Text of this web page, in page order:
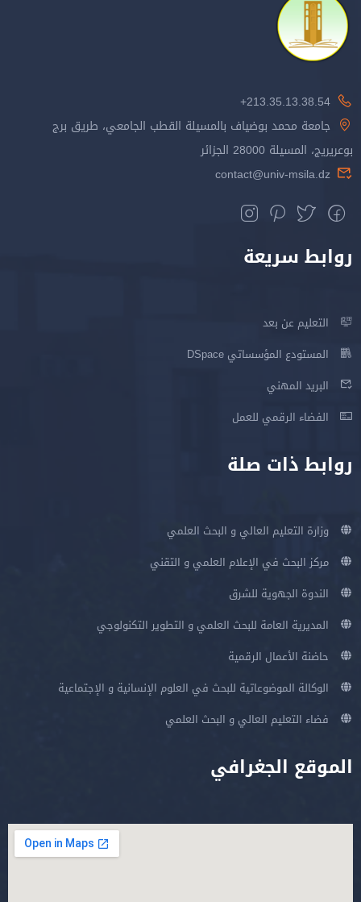
213.35.13.38.54+
جامعة محمد بوضياف بالمسيلة القطب الجامعي، طريق برج
بوعريريج، المسيلة 28000 الجزائر
contact@univ-msila.dz
روابط سريعة
التعليم عن بعد
المستودع المؤسساتي DSpace
البريد المهني
الفضاء الرقمي للعمل
روابط ذات صلة
وزارة التعليم العالي و البحث العلمي
مركز البحث في الإعلام العلمي و التقني
الندوة الجهوية للشرق
المديرية العامة للبحث العلمي و التطوير التكنولوجي
حاضنة الأعمال الرقمية
الوكالة الموضوعاتية للبحث في العلوم الإنسانية و الإجتماعية
فضاء التعليم العالي و البحث العلمي
الموقع الجغرافي